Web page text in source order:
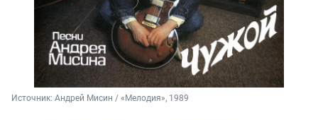
Источник: Андрей Мисин / «Мелодия», 1989